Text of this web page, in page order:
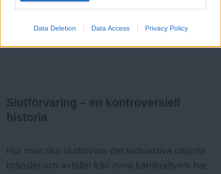
Data Deletion Data Access Privacy Policy
Swahn.
Fakta:
Slutförvaring – en kontroversiell
historia
Hur man ska slutförvara det radioaktiva uttjänta
bränslet och avfallet från rivna kärnkraftverk har